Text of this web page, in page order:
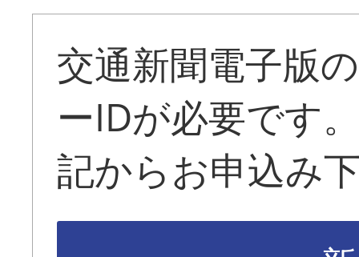
交通新聞電子版
ーIDが必要です
記からお申込み